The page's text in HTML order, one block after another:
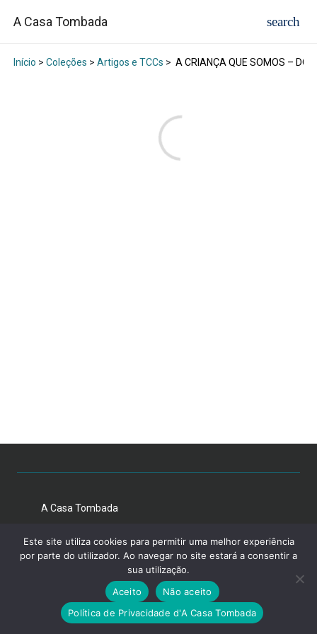
A Casa Tombada
Início > Coleções > Artigos e TCCs > A CRIANÇA QUE SOMOS – DO
A Casa Tombada
Este site utiliza cookies para permitir uma melhor experiência
por parte do utilizador. Ao navegar no site estará a consentir a
sua utilização.
Aceito
Não aceito
Política de Privacidade d'A Casa Tombada